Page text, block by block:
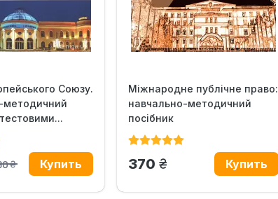
Союзу.
методичний
Міжнародне публічне право:
навчально-методичний
посібник
370 грн.